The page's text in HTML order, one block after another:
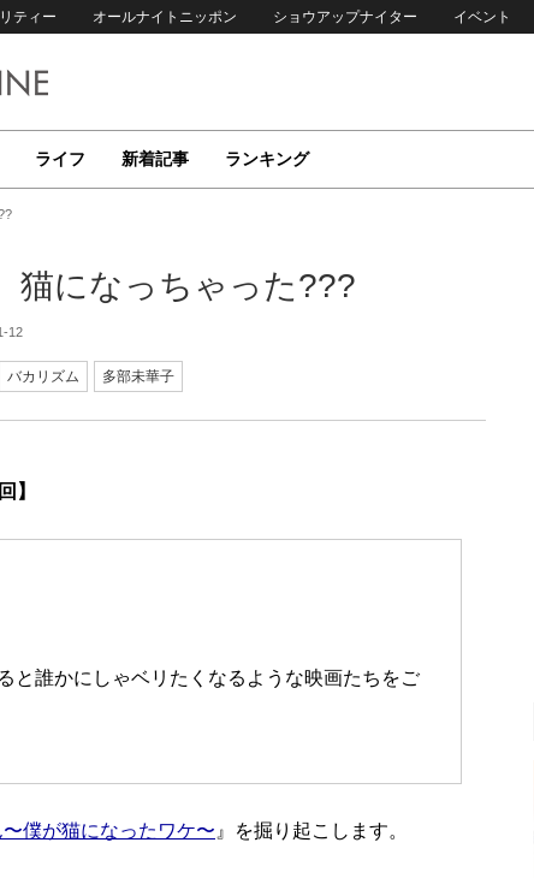
ティー オールナイトニッポン ショウアップナイター イベント
ライフ 新着記事 ランキング
猫になっちゃった???
12
バカリズム 多部未華子
】
と誰かにしゃベリたくなるような映画たちをご
〜僕が猫になったワケ〜 』を掘り起こします。